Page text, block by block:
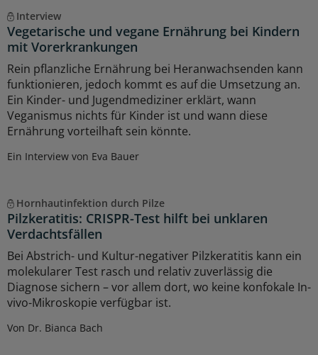
Interview
Vegetarische und vegane Ernährung bei Kindern
mit Vorerkrankungen
Rein pflanzliche Ernährung bei Heranwachsenden kann
funktionieren, jedoch kommt es auf die Umsetzung an.
Ein Kinder- und Jugendmediziner erklärt, wann
Veganismus nichts für Kinder ist und wann diese
Ernährung vorteilhaft sein könnte.
Ein Interview von Eva Bauer
Hornhautinfektion durch Pilze
Pilzkeratitis: CRISPR-Test hilft bei unklaren
Verdachtsfällen
Bei Abstrich- und Kultur-negativer Pilzkeratitis kann ein
molekularer Test rasch und relativ zuverlässig die
Diagnose sichern – vor allem dort, wo keine konfokale In-
vivo-Mikroskopie verfügbar ist.
Von Dr. Bianca Bach